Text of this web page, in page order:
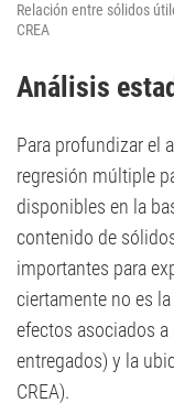
Relación entre sólidos
CREA
Análisis
Para profundizar el
regresión múltiple
disponibles en la
contenido de
importantes para
ciertamente no es
efectos asociados
entregados) y la
CREA).